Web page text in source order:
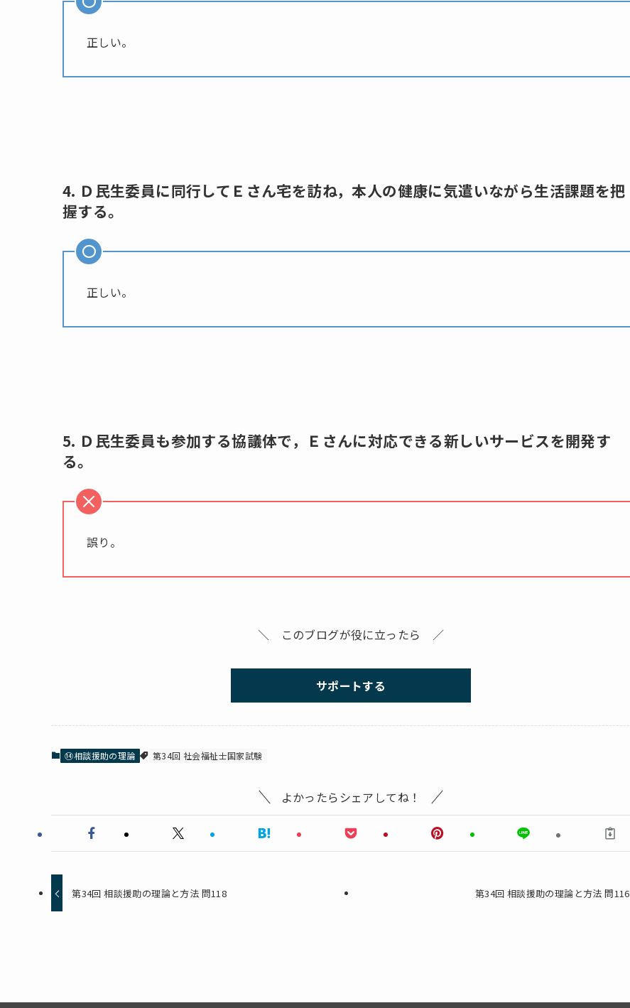
正しい。
4. Ｄ民生委員に同行してＥさん宅を訪ね，本人の健康に気遣いながら生活課題を把
握する。
正しい。
5. Ｄ民生委員も参加する協議体で，Ｅさんに対応できる新しいサービスを開発す
る。
誤り。
＼ このブログが役に立ったら ／
サポートする
⑭相談援助の理論 第34回 社会福祉士国家試験
よかったらシェアしてね！
第34回 相談援助の理論と方法 問118 第34回 相談援助の理論と方法 問116